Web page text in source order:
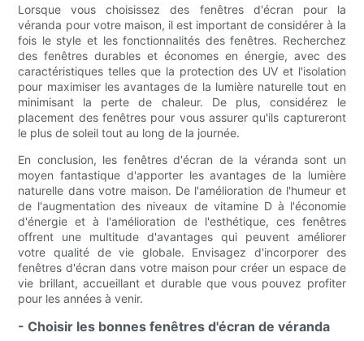
Lorsque vous choisissez des fenêtres d'écran pour la
véranda pour votre maison, il est important de considérer à la
fois le style et les fonctionnalités des fenêtres. Recherchez
des fenêtres durables et économes en énergie, avec des
caractéristiques telles que la protection des UV et l'isolation
pour maximiser les avantages de la lumière naturelle tout en
minimisant la perte de chaleur. De plus, considérez le
placement des fenêtres pour vous assurer qu'ils captureront
le plus de soleil tout au long de la journée.
En conclusion, les fenêtres d'écran de la véranda sont un
moyen fantastique d'apporter les avantages de la lumière
naturelle dans votre maison. De l'amélioration de l'humeur et
de l'augmentation des niveaux de vitamine D à l'économie
d'énergie et à l'amélioration de l'esthétique, ces fenêtres
offrent une multitude d'avantages qui peuvent améliorer
votre qualité de vie globale. Envisagez d'incorporer des
fenêtres d'écran dans votre maison pour créer un espace de
vie brillant, accueillant et durable que vous pouvez profiter
pour les années à venir.
- Choisir les bonnes fenêtres d'écran de véranda